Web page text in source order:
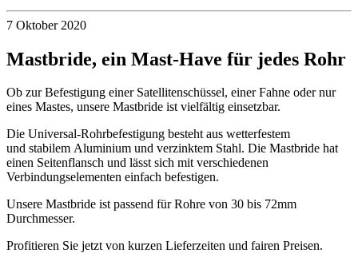
Isoliert
270/350/430mm,
Edelstahl,
7 Oktober 2020
Mastbride, ein Mast-Have für jedes Rohr
Ob zur Befestigung einer Satellitenschüssel, einer Fahne oder nur
eines Mastes, unsere Mastbride ist vielfältig einsetzbar.
Die Universal-Rohrbefestigung besteht aus wetterfestem
und stabilem Aluminium und verzinktem Stahl. Die Mastbride hat
einen Seitenflansch und lässt sich mit verschiedenen
Verbindungselementen einfach befestigen.
Unsere Mastbride ist passend für Rohre von 30 bis 72mm
Durchmesser.
Profitieren Sie jetzt von kurzen Lieferzeiten und fairen Preisen.